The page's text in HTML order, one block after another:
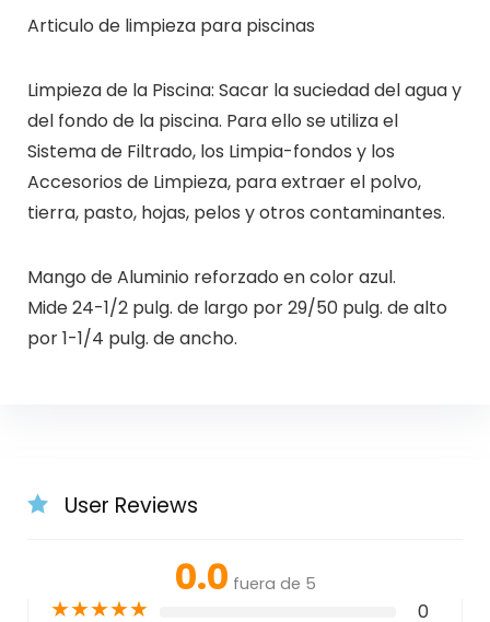
Articulo de limpieza para piscinas
Limpieza de la Piscina: Sacar la suciedad del agua y
del fondo de la piscina. Para ello se utiliza el
Sistema de Filtrado, los Limpia-fondos y los
Accesorios de Limpieza, para extraer el polvo,
tierra, pasto, hojas, pelos y otros contaminantes.
Mango de Aluminio reforzado en color azul.
Mide 24-1/2 pulg. de largo por 29/50 pulg. de alto
por 1-1/4 pulg. de ancho.
User Reviews
0.0 fuera de 5
★★★★★ 0